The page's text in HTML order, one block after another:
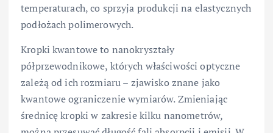
temperaturach, co sprzyja produkcji na elastycznych
podłożach polimerowych.
Kropki kwantowe to nanokryształy
półprzewodnikowe, których właściwości optyczne
zależą od ich rozmiaru – zjawisko znane jako
kwantowe ograniczenie wymiarów. Zmieniając
średnicę kropki w zakresie kilku nanometrów,